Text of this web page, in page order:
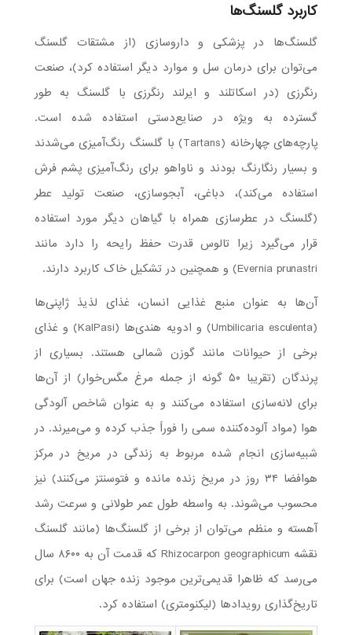
کاربرد گلسنگها
گلسنگ‌ها در پزشکی و داروسازی (از مشتقات گلسنگ
می‌توان برای درمان سل و موارد دیگر استفاده کرد)، صنعت
رنگرزی (در اسکاتلند و ایرلند رنگرزی با گلسنگ به طور
گسترده به ویژه در صنایع‌دستی استفاده شده است.
پارچه‌های چهارخانه (Tartans) با گلسنگ رنگ‌آمیزی می‌شدند
و بسیار رنگارنگ بودند و ناواهو برای رنگ‌آمیزی پشم فرش
استفاده می‌کند)، دباغی، آبجوسازی، صنعت تولید عطر
(گلسنگ در عطرسازی همراه با گیاهان دیگر مورد استفاده
قرار می‌گیرد زیرا تالوس قدرت حفظ رایحه را دارد مانند
Evernia prunastri) و همچنین در تشکیل خاک کاربرد دارند.
آن‌ها به عنوان منبع غذایی انسان، غذای لذیذ ژاپنی‌ها
(Umbilicaria esculenta) و ادویه هندی‌ها (KalPasi) و غذای
برخی از حیوانات مانند گوزن شمالی هستند. بسیاری از
پرندگان (تقریبا ۵۰ گونه از جمله مرغ مگس‌خوار) از آن‌ها
برای لانه‌سازی استفاده می‌کنند و به عنوان شاخص آلودگی
هوا (مواد آلوده‌کننده سمی را فوراً جذب کرده و می‌میرند. در
شبیه‌‌سازی انجام شده مربوط به زندگی در مریخ در مرکز
هوافضا ۳۴ روز در مریخ زنده مانده و فتوسنتز می‌کنند) نیز
محسوب می‌شوند. به واسطه طول عمر طولانی و سرعت رشد
آهسته و منظم می‌توان از برخی از گلسنگ‌ها (مانند گلسنگ
نقشه Rhizocarpon geographicum که قدمت آن به ۸۶۰۰ سال
می‌رسد که ظاهرا قدیمی‌ترین موجود زنده جهان است) برای
تاریخ‌گذاری رویدادها (لیکنومتری) استفاده کرد.